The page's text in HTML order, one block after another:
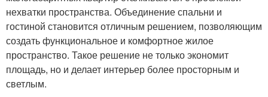
нехватки пространства. Объединение спальни и
гостиной становится отличным решением, позволяющим
создать функциональное и комфортное жилое
пространство. Такое решение не только экономит
площадь, но и делает интерьер более просторным и
светлым.